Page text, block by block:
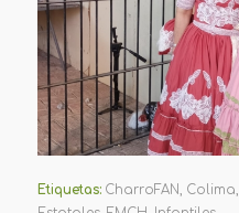
Etiquetas: CharroFAN, Colima,